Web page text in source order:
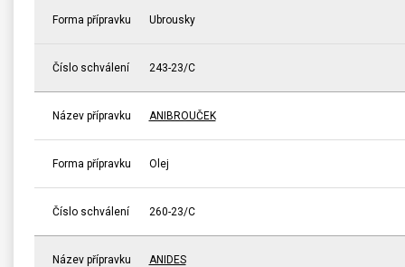
Forma přípravku Ubrousky
Číslo schválení 243-23/C
Název přípravku ANIBROUČEK
Forma přípravku Olej
Číslo schválení 260-23/C
Název přípravku ANIDES